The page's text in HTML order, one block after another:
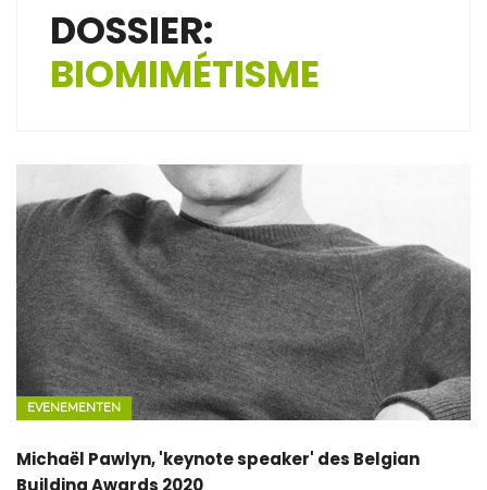
DOSSIER:
BIOMIMÉTISME
EVENEMENTEN
Michaël Pawlyn, 'keynote speaker' des Belgian